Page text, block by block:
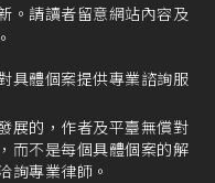
。請讀者留意網站內容及
具體個案提供專業諮詢服
展的，作者及平臺無償對
而不是每個具體個案的解
詢專業律師。